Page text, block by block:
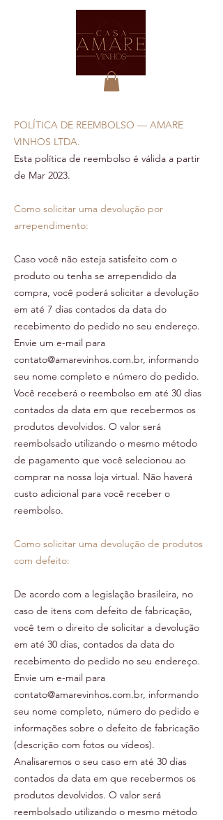
POLÍTICA DE REEMBOLSO — AMARE
VINHOS LTDA.
Esta política de reembolso é válida a partir
de Mar 2023.
Como solicitar uma devolução por
arrependimento:
Caso você não esteja satisfeito com o
produto ou tenha se arrependido da
compra, você poderá solicitar a devolução
em até 7 dias contados da data do
recebimento do pedido no seu endereço.
Envie um e-mail para
contato@amarevinhos.com.br, informando
seu nome completo e número do pedido.
Você receberá o reembolso em até 30 dias
contados da data em que recebermos os
produtos devolvidos. O valor será
reembolsado utilizando o mesmo método
de pagamento que você selecionou ao
comprar na nossa loja virtual. Não haverá
custo adicional para você receber o
reembolso.
Como solicitar uma devolução de produtos
com defeito:
De acordo com a legislação brasileira, no
caso de itens com defeito de fabricação,
você tem o direito de solicitar a devolução
em até 30 dias, contados da data do
recebimento do pedido no seu endereço.
Envie um e-mail para
contato@amarevinhos.com.br, informando
seu nome completo, número do pedido e
informações sobre o defeito de fabricação
(descrição com fotos ou vídeos).
Analisaremos o seu caso em até 30 dias
contados da data em que recebermos os
produtos devolvidos. O valor será
reembolsado utilizando o mesmo método